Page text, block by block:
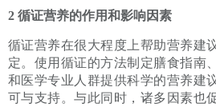
2 循证营养的作用和影响因素
循证营养在很大程度上帮助营养建
定。使用循证的方法制定膳食指南
和医学专业人群提供科学的营养建
可与支持。与此同时，诸多因素也